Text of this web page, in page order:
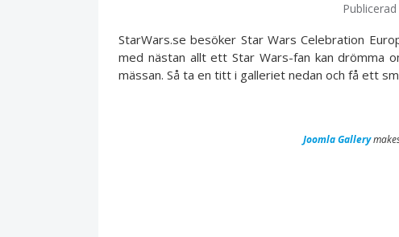
StarWars.se besöker Star Wars Celebration
med nästan allt ett Star Wars-fan kan drömma
mässan. Så ta en titt i galleriet nedan och få ett
Joomla Gallery